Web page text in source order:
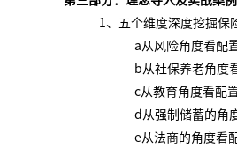
1、五个维度深度挖掘保
a从风险角度看配
b从社保养老角度
c从教育角度看配
d从强制储蓄的角
e从法商的角度看